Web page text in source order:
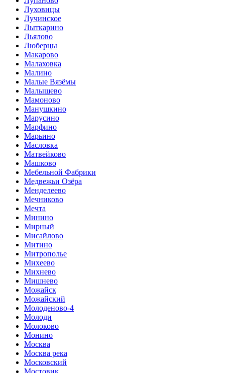
Луховицы
Лучинское
Лыткарино
Льялово
Люберцы
Макарово
Малаховка
Малино
Малые Вязёмы
Малышево
Мамоново
Манушкино
Марусино
Марфино
Марьино
Масловка
Матвейково
Машково
Мебельной Фабрики
Медвежьи Озёра
Менделеево
Мечниково
Мечта
Минино
Мирный
Мисайлово
Митино
Митрополье
Михеево
Михнево
Мишнево
Можайск
Можайский
Молоденово-4
Молоди
Молоково
Монино
Москва
Москва река
Московский